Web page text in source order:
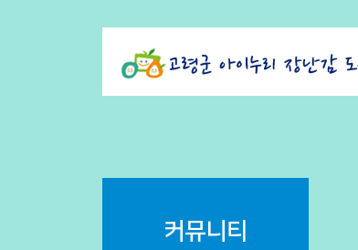
커뮤니티